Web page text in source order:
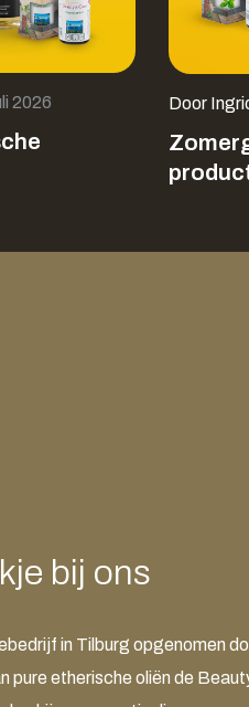
2026 Door
bij ons
in Tilburg opgenomen
pure etherische oliën de